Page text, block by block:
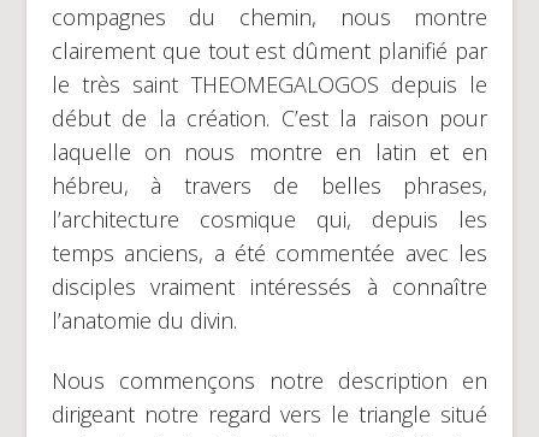
compagnes du chemin, nous montre
clairement que tout est dûment planifié par
le très saint THEOMEGALOGOS depuis le
début de la création. C’est la raison pour
laquelle on nous montre en latin et en
hébreu, à travers de belles phrases,
l’architecture cosmique qui, depuis les
temps anciens, a été commentée avec les
disciples vraiment intéressés à connaître
l’anatomie du divin.
Nous commençons notre description en
dirigeant notre regard vers le triangle situé